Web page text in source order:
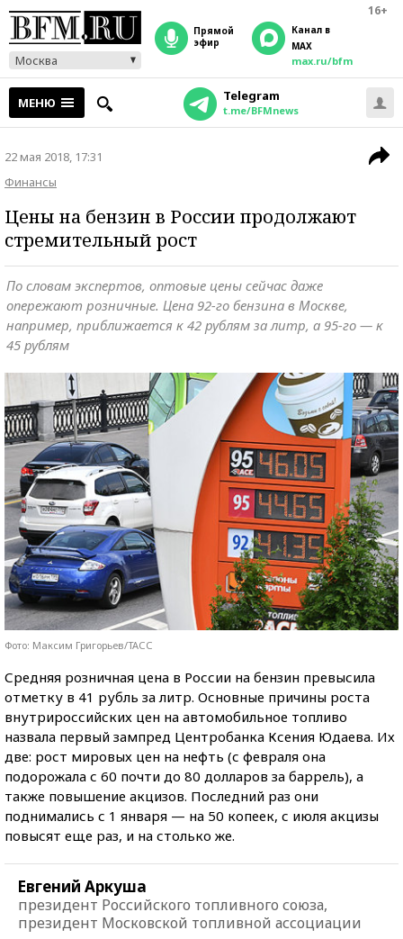
16+
Москва
прямой
эфир
Канал в
MAX
max.ru/bfm
МЕНЮ Telegram
t.me/BFMnews
22 мая 2018, 17:31
Финансы
Цены на бензин в России продолжают
стремительный рост
По словам экспертов, оптовые цены сейчас даже
опережают розничные. Цена 92-го бензина в Москве,
например, приближается к 42 рублям за литр, а 95-го — к
45 рублям
Фото: Максим Григорьев/ТАСС
Средняя розничная цена в России на бензин превысила
отметку в 41 рубль за литр. Основные причины роста
внутрироссийских цен на автомобильное топливо
назвала первый зампред Центробанка Ксения Юдаева. Их
две: рост мировых цен на нефть (с февраля она
подорожала с 60 почти до 80 долларов за баррель), а
также повышение акцизов. Последний раз они
поднимались с 1 января — на 50 копеек, с июля акцизы
повысят еще раз, и на столько же.
Евгений Аркуша
президент Российского топливного союза,
президент Московской топливной ассоциации